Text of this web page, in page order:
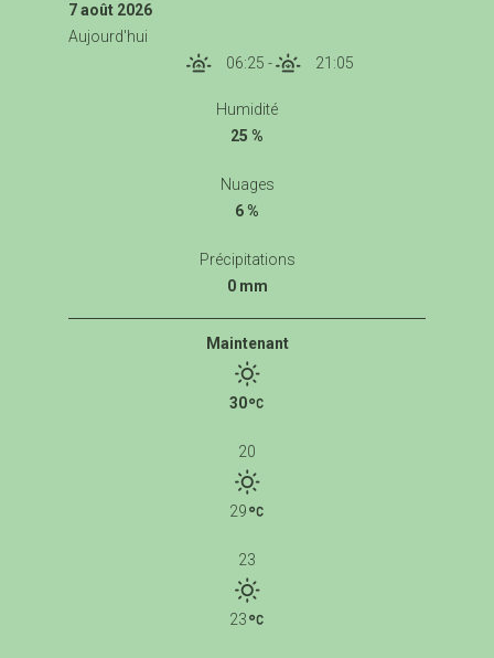
7 août 2026
Aujourd'hui
06:25 - 21:05
Humidité
25 %
Nuages
6 %
Précipitations
0 mm
Maintenant
30
20
29
23
23